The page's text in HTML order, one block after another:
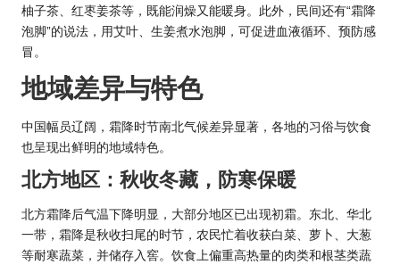
柚子茶、红枣姜茶等，既能润燥又能暖身。此外，民间还有“霜降
泡脚”的说法，用艾叶、生姜煮水泡脚，可促进血液循环、预防感
冒。
地域差异与特色
中国幅员辽阔，霜降时节南北气候差异显著，各地的习俗与饮食
也呈现出鲜明的地域特色。
北方地区：秋收冬藏，防寒保暖
北方霜降后气温下降明显，大部分地区已出现初霜。东北、华北
一带，霜降是秋收扫尾的时节，农民忙着收获白菜、萝卜、大葱
等耐寒蔬菜，并储存入窖。饮食上偏重高热量的肉类和根茎类蔬